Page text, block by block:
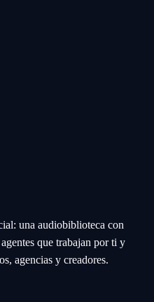
una audiobiblioteca con
que trabajan por ti y
agencias y creadores.